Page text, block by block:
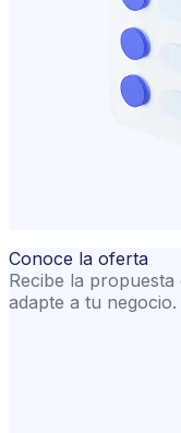
Conoce la oferta
Recibe la
adapte a tu negocio.